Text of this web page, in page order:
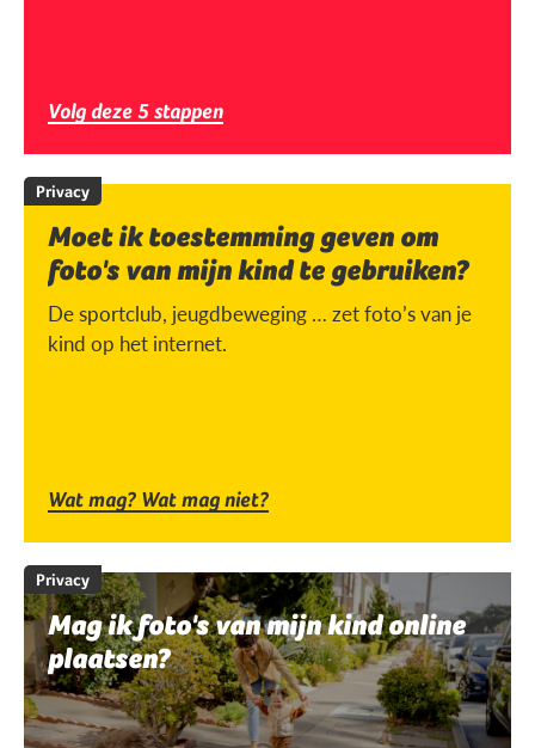
Volg deze 5 stappen
Privacy
Moet ik toestemming geven om
foto's van mijn kind te gebruiken?
De sportclub, jeugdbeweging … zet foto’s van je
kind op het internet.
Wat mag? Wat mag niet?
Privacy
Mag ik foto's van mijn kind online
plaatsen?